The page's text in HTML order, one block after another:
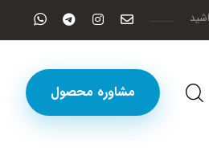
مشاوره محصول